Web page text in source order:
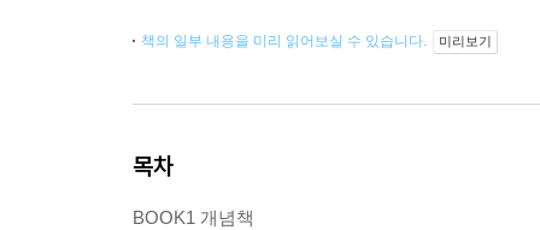
책의 일부 내용을 미리 읽어보실 수 있습니다. 미리보기
목차
BOOK1 개념책